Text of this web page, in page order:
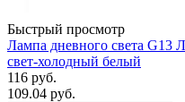
Быстрый просмотр
Лампа дневного света G13
свет-холодный белый
116 руб.
109.04 руб.